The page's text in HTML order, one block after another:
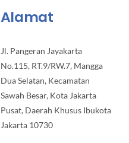
Alamat
Jl. Pangeran Jayakarta
No.115, RT.9/RW.7, Mangga
Dua Selatan, Kecamatan
Sawah Besar, Kota Jakarta
Pusat, Daerah Khusus Ibukota
Jakarta 10730